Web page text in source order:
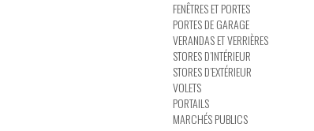
FENÊTRES ET PORTES
PORTES DE GARAGE
VERANDAS ET VERRIÈRES
STORES D’INTÉRIEUR
STORES D’EXTÉRIEUR
VOLETS
PORTAILS
MARCHÉS PUBLICS